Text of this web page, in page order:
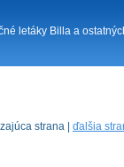
letáky Billa a
strana | ďalšia